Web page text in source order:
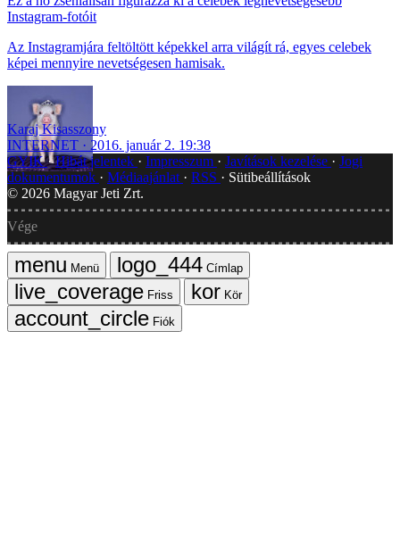
Instagram-fotóit
Az Instagramjára feltöltött képekkel arra világít rá, egyes celebek
képei mennyire nevetségesen hamisak.
Karaj Kisasszony
INTERNET
2016. január 2. 19:38
GYIK Hibát jelentek Impresszum Javítások kezelése
Jogi
dokumentumok
Médiaajánlat RSS
Sütibeállítások
© 2026 Magyar Jeti Zrt.
Vége
Menü
Címlap
Friss
Kör
Fiók